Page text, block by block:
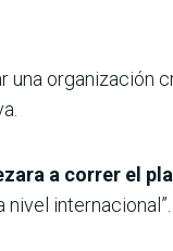
una organización
a correr el
internacional”.